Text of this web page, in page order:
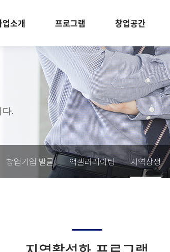
업소개 프로그램 창업공간
.
창업기업 발굴 액셀러레이팅 지역상생